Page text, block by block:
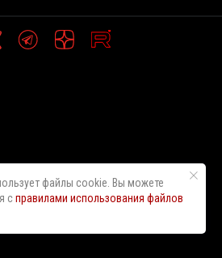
файлы cookie. Вы можете
справилами использования файлов